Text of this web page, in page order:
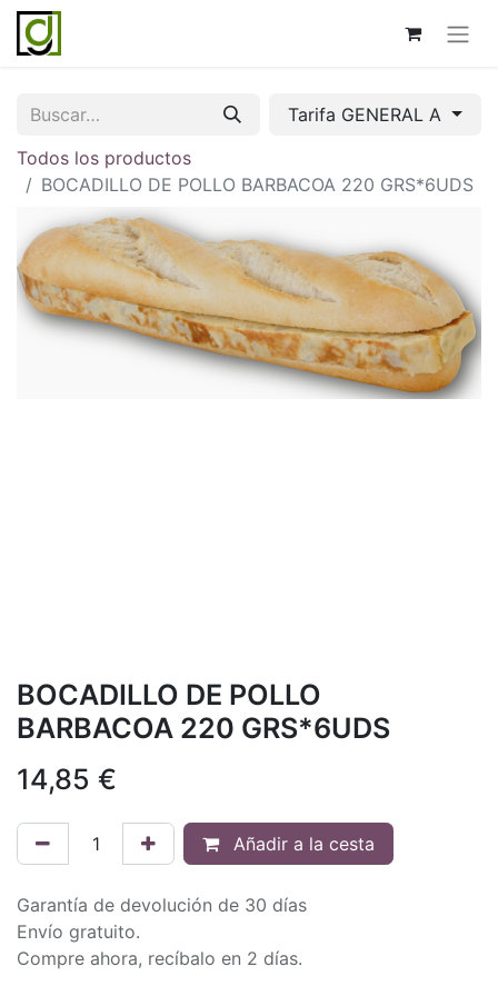
Tarifa GENERAL A
Todos los productos
BOCADILLO DE POLLO BARBACOA 220 GRS*6UDS
BOCADILLO DE POLLO
BARBACOA 220 GRS*6UDS
14,85 €
Añadir a la cesta
Garantía de devolución de 30 días
Envío gratuito.
Compre ahora, recíbalo en 2 días.